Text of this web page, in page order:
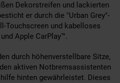
Dekorstreifen und lackierten
er durch die "Urban Grey"-
Touchscreen und kabelloses
Apple CarPlay™.
durch höhenverstellbare Sitze,
aktiven Notbremsassistenten
hinten gewährleistet. Dieses